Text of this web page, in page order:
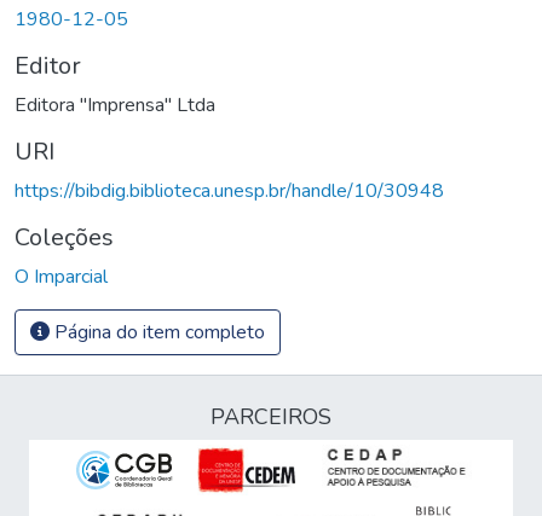
1980-12-05
Editor
Editora "Imprensa" Ltda
URI
https://bibdig.biblioteca.unesp.br/handle/10/30948
Coleções
O Imparcial
Página do item completo
PARCEIROS